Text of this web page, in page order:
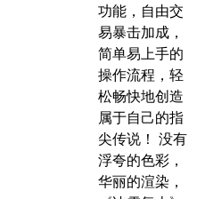
功能，自由交
易暴击加成，
简单易上手的
操作流程，轻
松畅快地创造
属于自己的指
尖传说！ 没有
浮夸的色彩，
华丽的渲染，